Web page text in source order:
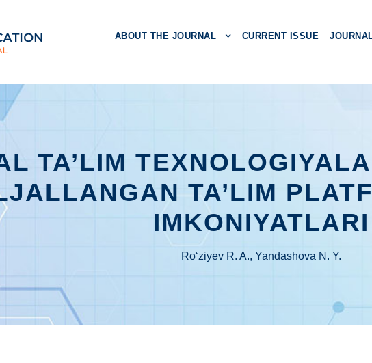
ABOUT THE JOURNAL CURRENT ISSUE
TA’LIM
TA’LIM
IMKONIYATLARI
Ro‘ziyev R. A., Yandashova N. Y.